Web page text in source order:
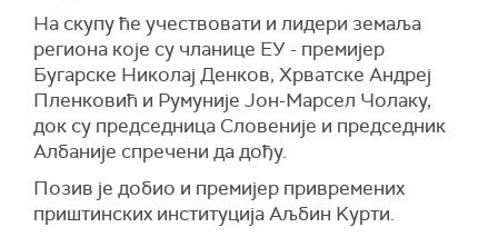
На скупу ће учествовати и лидери земаља
региона које су чланице ЕУ - премијер
Бугарске Николај Денков, Хрватске Андреј
Пленковић и Румуније Јон-Марсел Чолаку,
док су председница Словеније и председник
Албаније спречени да дођу.
Позив је добио и премијер привремених
приштинских институција Аљбин Kурти.